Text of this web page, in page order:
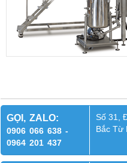
GỌI, ZALO:
0906 066 638 -
0964 201 437
Số 31,
Bắc Từ